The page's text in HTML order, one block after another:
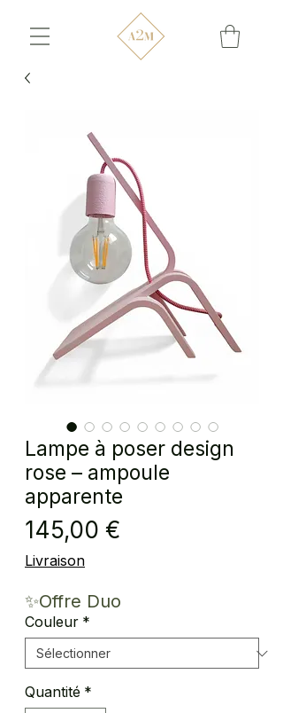
Lampe à poser design
rose – ampoule
apparente
145,00 €
Livraison
✨Offre Duo
Couleur *
Quantité *